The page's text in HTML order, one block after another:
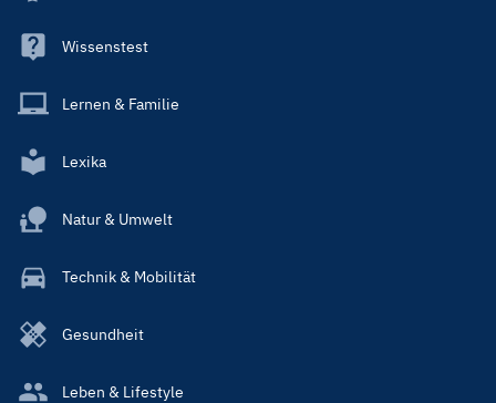
Wissenstest
Lernen & Familie
Lexika
Natur & Umwelt
Technik & Mobilität
Gesundheit
Leben & Lifestyle